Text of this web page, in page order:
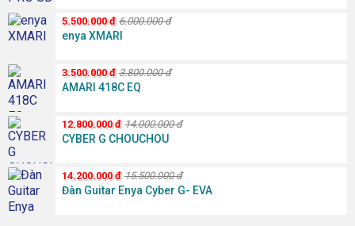
5.500.000 đ 6.000.000 đ
enya XMARI
3.500.000 đ 3.800.000 đ
AMARI 418C EQ
12.800.000 đ 14.000.000 đ
CYBER G CHOUCHOU
14.200.000 đ 15.500.000 đ
Đàn Guitar Enya Cyber G- EVA